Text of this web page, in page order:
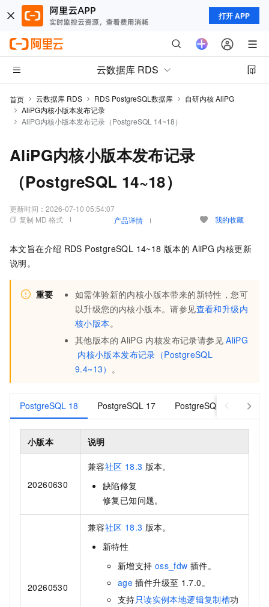
打开 APP
云数据库 RDS
首页 云数据库 RDS RDS PostgreSQL数据库
自研内核 AliPG
AliPG内核小版本发布记录
AliPG内核小版本发布记录（PostgreSQL 14~18）
AliPG内核小版本发布记录
（PostgreSQL 14~18）
更新时间： 2026-07-10 05:54:07
复制 MD 格式
产品详情 我的收藏
本文旨在介绍 RDS PostgreSQL 14~18 版本的 AliPG 内核更新
说明。
重要
如需体验新的内核小版本带来的新特性，您可
以升级您的内核小版本。请参见查看和升级内
核小版本。
其他版本的 AliPG 内核发布记录请参见 AliPG
内核小版本发布记录（PostgreSQL
9.4~13） 。
PostgreSQL 18 PostgreSQL 17 PostgreSQL 16
小版本 说明
20260630
兼容社区 18.3 版本。
缺陷修复
修复已知问题。
20260530
兼容社区 18.3 版本。
新特性
新增支持 oss_fdw 插件。
age 插件升级至 1.7.0。
支持只读实例本地逻辑复制槽功